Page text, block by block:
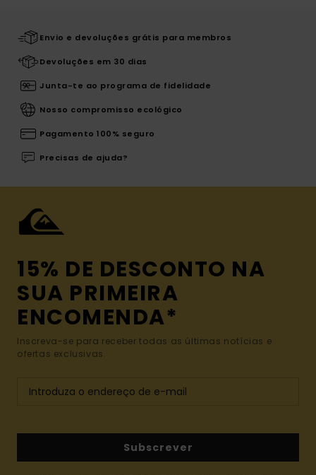
Envio e devoluções grátis para membros
Devoluções em 30 dias
Junta-te ao programa de fidelidade
Nosso compromisso ecológico
Pagamento 100% seguro
Precisas de ajuda?
15% DE DESCONTO NA
SUA PRIMEIRA
ENCOMENDA*
Inscreva-se para receber todas as últimas notícias e
ofertas exclusivas.
Subscrever